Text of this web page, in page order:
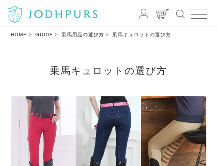
HOME GUIDE 乗⾺⽤品の選び⽅ 乗馬キュロットの選び方
乗馬キュロットの選び方